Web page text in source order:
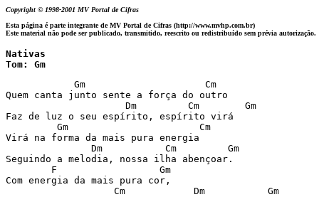
Copyright © 1998-2001 MV Portal de Cifras
Esta página é parte integrante de MV Portal de Cifras (http://www.mvhp.com.br)
Este material não pode ser publicado, transmitido, reescrito ou redistribuído sem prévia autorização.
Nativas
Tom: Gm
            Gm                     Cm
Quem canta junto sente a força do outro
                     Dm         Cm        Gm
Faz de luz o seu espírito, espírito virá
         Gm                       Cm
Virá na forma da mais pura energia
               Dm           Cm         Gm
Seguindo a melodia, nossa ilha abençoar.
        F                  Gm
Com energia da mais pura cor,
                   Cm            Dm           Gm